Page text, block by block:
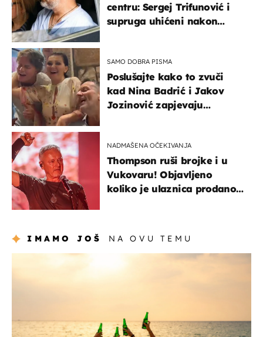
centru: Sergej Trifunović i
supruga uhićeni nakon
SAMO DOBRA PISMA
Poslušajte kako to zvuči
kad Nina Badrić i Jakov
Jozinović zapjevaju
NADMAŠENA OČEKIVANJA
Thompson ruši brojke i u
Vukovaru! Objavljeno
koliko je ulaznica prodano
IMAMO JOŠ NA OVU TEMU